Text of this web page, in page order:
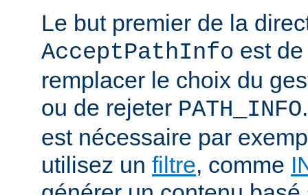
Le but premier de la
AcceptPathInfo est
remplacer le choix du
ou de rejeter PATH_INFO
est nécessaire par
utilisez un filtre, comme